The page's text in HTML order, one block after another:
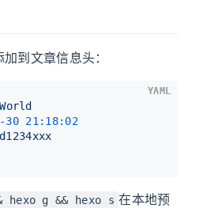
到文章信息头：
World
30 21:18:02
YAML
hexo g && hexo s 在本地预